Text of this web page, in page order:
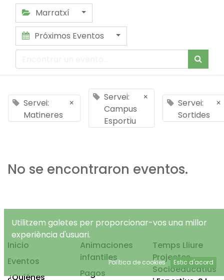
Marratxí
Próximos Eventos
Servei:
Matineres
×
Servei:
Campus
Esportiu
×
Servei:
Sortides
×
No se encontraron eventos.
Inicio
Eventos
¿Quiénes
Animaciones
infantiles
Pagos
Temps Lliure
Projectes
Socioeducatius
Utilitzem galetes per proporcionar-vos una millor
experiència d'usuari.
Política de cookies Estic d'acord